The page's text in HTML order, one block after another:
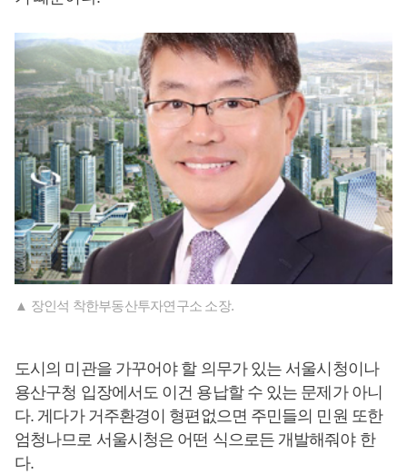
▲ 장인석 착한부동산투자연구소 소장.
도시의 미관을 가꾸어야 할 의무가 있는 서울시청이나
용산구청 입장에서도 이건 용납할 수 있는 문제가 아니
다. 게다가 거주환경이 형편없으면 주민들의 민원 또한
엄청나므로 서울시청은 어떤 식으로든 개발해줘야 한
다.